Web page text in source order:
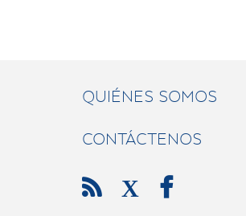
QUIÉNES SOMOS
CONTÁCTENOS
 X 